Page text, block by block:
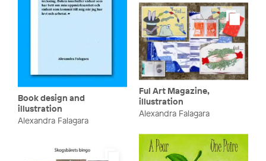
Book design and
illustration
Alexandra Falagara
Ful Art Magazine,
illustration
Alexandra Falagara